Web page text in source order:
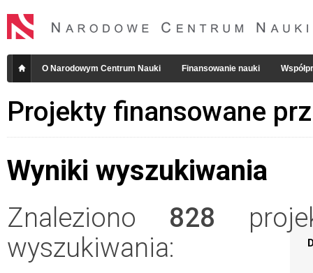
O Narodowym Centrum Nauki Finansowanie nauki
Projekty finansowane
Wyniki wyszukiwania
Znaleziono 828
wyszukiwania: